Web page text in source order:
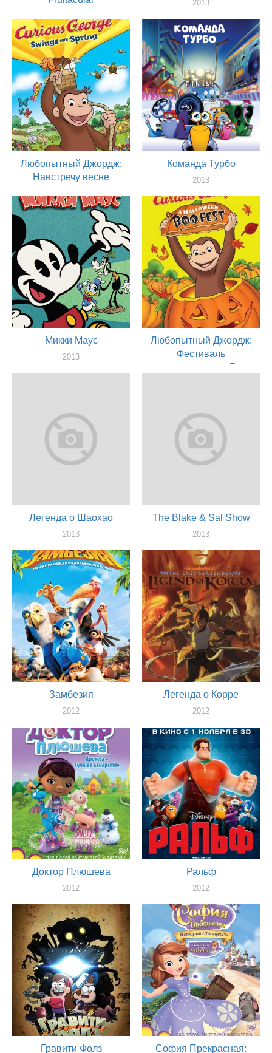
актер
2013
Любопытный Джордж:
Навстречу весне
актер
Команда Турбо
2013
Микки Маус
2013
Любопытный Джордж:
Фестиваль
хэллоуинского «Бу»
Легенда о Шаохао
2013
The Blake & Sal Show
2013
Замбезия
2012
Легенда о Корре
2012
Доктор Плюшева
2012
Ральф
2012
Гравити Фолз
София Прекрасная: